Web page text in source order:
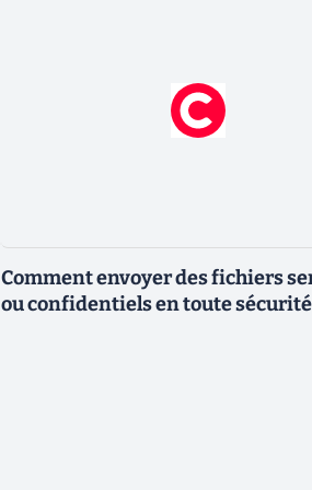
Comment envoyer des fichiers
ou confidentiels en toute sécurité